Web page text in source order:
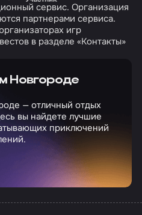
сервис. Организация
партнерами сервиса.
игр
в разделе «Контакты»
Новгороде
— отличный отдых
вы найдете лучшие
приключений